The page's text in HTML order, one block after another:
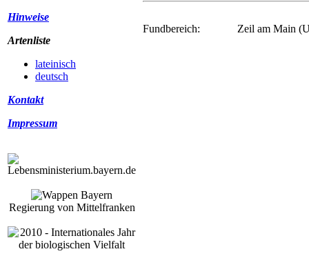
Hinweise
Artenliste
lateinisch
deutsch
Kontakt
Impressum
Regierung von Mittelfranken
Fundbereich: Zeil am Main